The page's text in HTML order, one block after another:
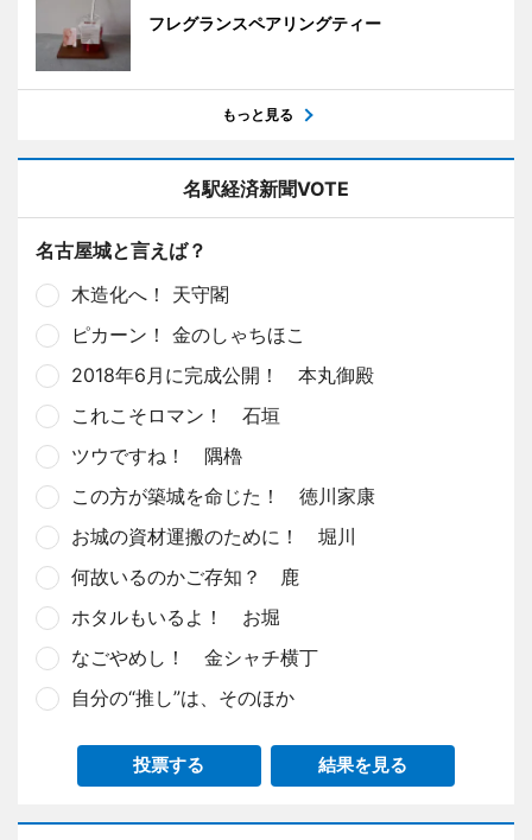
フレグランスペアリングティー
もっと見る
名駅経済新聞VOTE
名古屋城と言えば？
木造化へ！ 天守閣
ピカーン！ 金のしゃちほこ
2018年6月に完成公開！ 本丸御殿
これこそロマン！ 石垣
ツウですね！ 隅櫓
この方が築城を命じた！ 徳川家康
お城の資材運搬のために！ 堀川
何故いるのかご存知？ 鹿
ホタルもいるよ！ お堀
なごやめし！ 金シャチ横丁
自分の“推し”は、そのほか
投票する 結果を見る